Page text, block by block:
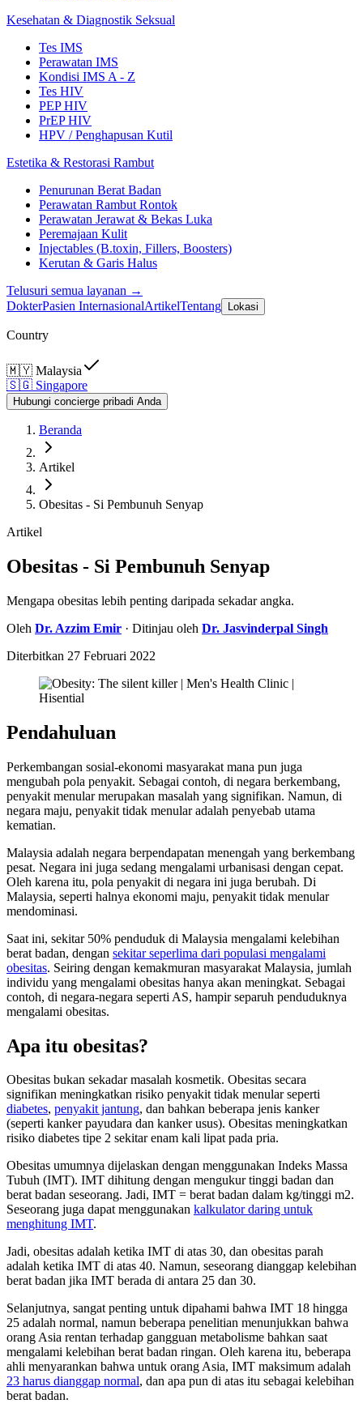
Kesehatan & Diagnostik Seksual
Tes IMS
Perawatan IMS
Kondisi IMS A - Z
Tes HIV
PEP HIV
PrEP HIV
HPV / Penghapusan Kutil
Estetika & Restorasi Rambut
Penurunan Berat Badan
Perawatan Rambut Rontok
Perawatan Jerawat & Bekas Luka
Peremajaan Kulit
Injectables (B.toxin, Fillers, Boosters)
Kerutan & Garis Halus
Telusuri semua layanan →
DokterPasien InternasionalArtikelTentang Lokasi
Country
🇲🇾 Malaysia
🇸🇬 Singapore
Hubungi concierge pribadi Anda
Beranda
Artikel
Obesitas - Si Pembunuh Senyap
Artikel
Obesitas - Si Pembunuh Senyap
Mengapa obesitas lebih penting daripada sekadar angka.
Oleh Dr. Azzim Emir · Ditinjau oleh Dr. Jasvinderpal Singh
Diterbitkan 27 Februari 2022
Pendahuluan
Perkembangan sosial-ekonomi masyarakat mana pun juga
mengubah pola penyakit. Sebagai contoh, di negara berkembang,
penyakit menular merupakan masalah yang signifikan. Namun, di
negara maju, penyakit tidak menular adalah penyebab utama
kematian.
Malaysia adalah negara berpendapatan menengah yang berkembang
pesat. Negara ini juga sedang mengalami urbanisasi dengan cepat.
Oleh karena itu, pola penyakit di negara ini juga berubah. Di
Malaysia, seperti halnya ekonomi maju, penyakit tidak menular
mendominasi.
Saat ini, sekitar 50% penduduk di Malaysia mengalami kelebihan
berat badan, dengan sekitar seperlima dari populasi mengalami
obesitas. Seiring dengan kemakmuran masyarakat Malaysia, jumlah
individu yang mengalami obesitas hanya akan meningkat. Sebagai
contoh, di negara-negara seperti AS, hampir separuh penduduknya
mengalami obesitas.
Apa itu obesitas?
Obesitas bukan sekadar masalah kosmetik. Obesitas secara
signifikan meningkatkan risiko penyakit tidak menular seperti
diabetes, penyakit jantung, dan bahkan beberapa jenis kanker
(seperti kanker payudara dan kanker usus). Obesitas meningkatkan
risiko diabetes tipe 2 sekitar enam kali lipat pada pria.
Obesitas umumnya dijelaskan dengan menggunakan Indeks Massa
Tubuh (IMT). IMT dihitung dengan mengukur tinggi badan dan
berat badan seseorang. Jadi, IMT = berat badan dalam kg/tinggi m2.
Seseorang juga dapat menggunakan kalkulator daring untuk
menghitung IMT.
Jadi, obesitas adalah ketika IMT di atas 30, dan obesitas parah
adalah ketika IMT di atas 40. Namun, seseorang dianggap kelebihan
berat badan jika IMT berada di antara 25 dan 30.
Selanjutnya, sangat penting untuk dipahami bahwa IMT 18 hingga
25 adalah normal, namun beberapa penelitian menunjukkan bahwa
orang Asia rentan terhadap gangguan metabolisme bahkan saat
mengalami kelebihan berat badan ringan. Oleh karena itu, beberapa
ahli menyarankan bahwa untuk orang Asia, IMT maksimum adalah
23 harus dianggap normal, dan apa pun di atas itu sebagai kelebihan
berat badan.